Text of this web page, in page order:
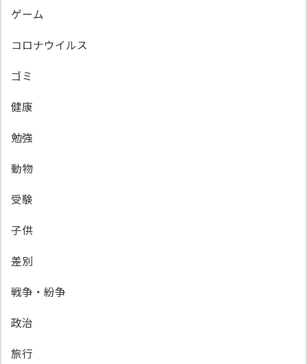
ゲーム
コロナウイルス
ゴミ
健康
勉強
動物
受験
子供
差別
戦争・紛争
政治
旅行